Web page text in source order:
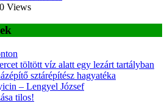
Views
töltött víz alatt egy lezárt tartályban
sztárépítész hagyatéka
– Lengyel József
tilos!